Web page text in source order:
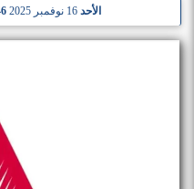
الأحد 16 نوفمبر 2025